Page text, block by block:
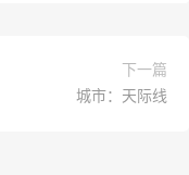
下一篇
城市：天际线